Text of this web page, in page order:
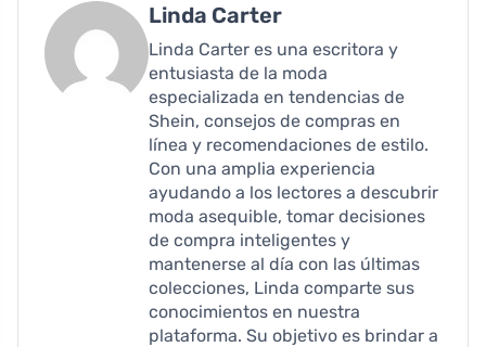
Linda Carter
Linda Carter es una escritora y
entusiasta de la moda
especializada en tendencias de
Shein, consejos de compras en
línea y recomendaciones de estilo.
Con una amplia experiencia
ayudando a los lectores a descubrir
moda asequible, tomar decisiones
de compra inteligentes y
mantenerse al día con las últimas
colecciones, Linda comparte sus
conocimientos en nuestra
plataforma. Su objetivo es brindar a